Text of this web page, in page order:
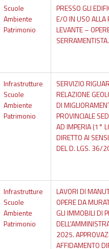
Scuole
Ambiente
Patrimonio
PRESSO GLI
E/O IN USO ALLA
LEVANTE –
Infrastrutture
Scuole
Ambiente
Patrimonio
SERVIZIO
RELAZIONE
DI
PROVINCIALE
AD IMPERIA (1°
DIRETTO AI
DEL D. LGS. 36/
Infrastrutture
Scuole
Ambiente
Patrimonio
LAVORI DI
OPERE DA
GLI IMMOBILI DI
2025.
AFFIDAMENTO